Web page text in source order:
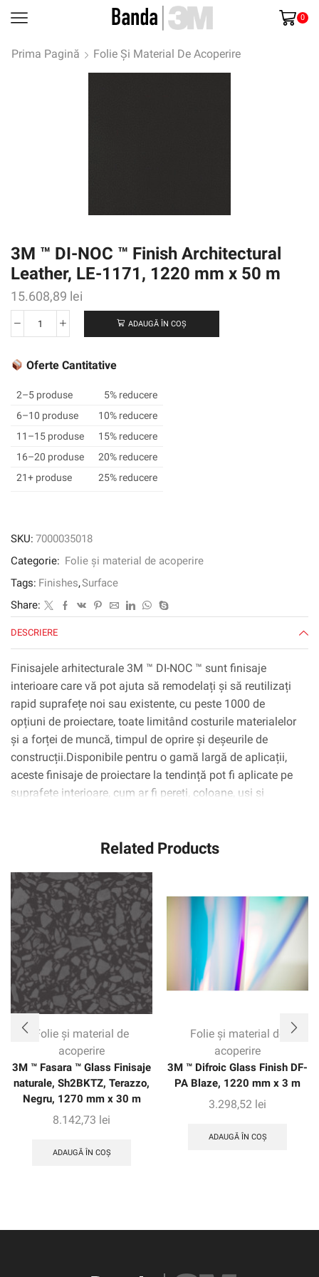
0
Prima Pagină Folie Și Material De Acoperire
3M ™ DI-NOC ™ Finish Architectural
Leather, LE-1171, 1220 mm x 50 m
15.608,89 lei
Cantitate
™
NOC
Finish
Architectural
Leather,
LE-
x
m
ADAUGĂ ÎN COȘ
Oferte Cantitative
2–5 produse
5% reducere
6–10 produse
10% reducere
11–15 produse
15% reducere
16–20 produse
20% reducere
21+ produse
25% reducere
SKU: 7000035018
Categorie: Folie și material de acoperire
Tags: Finishes,Surface
Share:
DESCRIERE
Finisajele arhitecturale 3M ™ DI-NOC ™ sunt finisaje
interioare care vă pot ajuta să remodelați și să reutilizați
rapid suprafețe noi sau existente, cu peste 1000 de
opțiuni de proiectare, toate limitând costurile materialelor
și a forței de muncă, timpul de oprire și deșeurile de
construcții.Disponibile pentru o gamă largă de aplicații,
aceste finisaje de proiectare la tendință pot fi aplicate pe
suprafețe interioare, cum ar fi pereți, coloane, uși și
practic bulele de aer, simplificând și accelerând procesul
Related Products
Folie și material de
acoperire
3M ™ Fasara ™ Glass Finisaje
naturale, Sh2BKTZ, Terazzo,
Negru, 1270 mm x 30 m
8.142,73 lei
ADAUGĂ ÎN COȘ
Folie și material de
acoperire
3M ™ Difroic Glass Finish DF-
PA Blaze, 1220 mm x 3 m
3.298,52 lei
ADAUGĂ ÎN COȘ